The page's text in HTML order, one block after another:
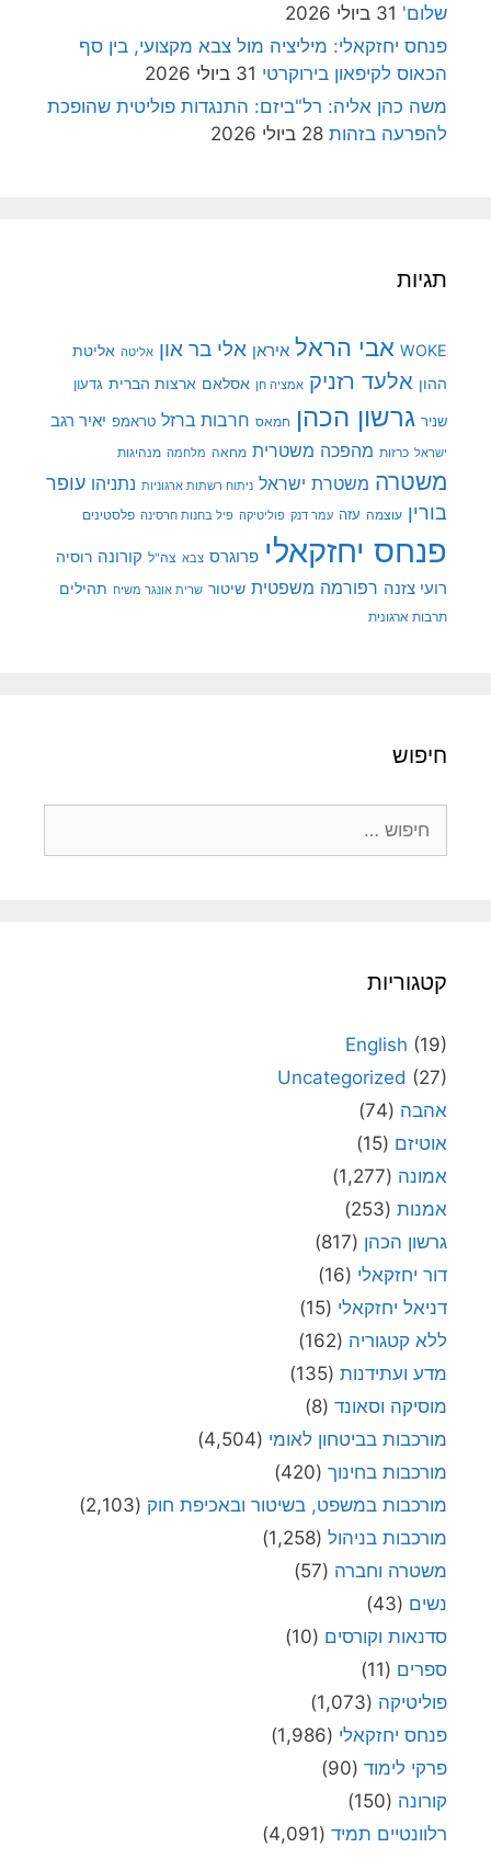
שלום' 31 ביולי 2026
פנחס יחזקאלי: מיליציה מול צבא מקצועי, בין סף
הכאוס לקיפאון בירוקרטי 31 ביולי 2026
משה כהן אליה: רל"ביזם: התנגדות פוליטית שהופכת
להפרעה בזהות 28 ביולי 2026
תגיות
WOKE אבי הראל איראן אלי בר און אליטה אליטת
ההון אלעד רזניק אמציה חן אסלאם ארצות הברית גדעון
שניר גרשון הכהן חמאס חרבות ברזל טראמפ יאיר רגב
ישראל כרזות מהפכה משטרית מחאה מלחמה מנהיגות
משטרה משטרת ישראל ניתוח רשתות ארגוניות נתניהו עופר
בורין עוצמה עזה עמר דנק פוליטיקה פיל בחנות חרסינה פלסטינים
פנחס יחזקאלי פרוגרס צבא צה"ל קורונה רוסיה
רועי צזנה רפורמה משפטית שיטור שרית אונגר משיח תהילים
תרבות ארגונית
חיפוש
קטגוריות
English (19)
Uncategorized (27)
אהבה (74)
אוטיזם (15)
אמונה (1,277)
אמנות (253)
גרשון הכהן (817)
דור יחזקאלי (16)
דניאל יחזקאלי (15)
ללא קטגוריה (162)
מדע ועתידנות (135)
מוסיקה וסאונד (8)
מורכבות בביטחון לאומי (4,504)
מורכבות בחינוך (420)
מורכבות במשפט, בשיטור ובאכיפת חוק (2,103)
מורכבות בניהול (1,258)
משטרה וחברה (57)
נשים (43)
סדנאות וקורסים (10)
ספרים (11)
פוליטיקה (1,073)
פנחס יחזקאלי (1,986)
פרקי לימוד (90)
קורונה (150)
רלוונטיים תמיד (4,091)